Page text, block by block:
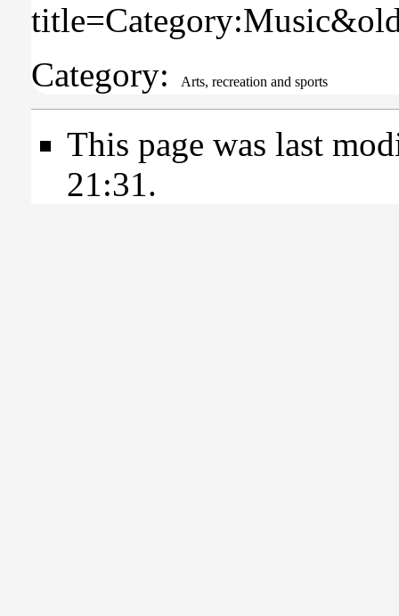
Category: Arts, recreation and sports
This page was last
21:31.